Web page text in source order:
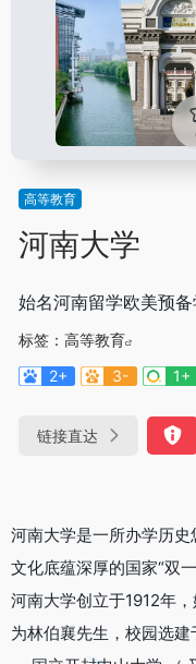
高等教育
河南大学
始名河南留学欧美预
标签： 高等教育
2+
3- 1+
链接直达
河南大学是一所办学历史
文化底蕴深厚的国家“双一
河南大学创立于1912年
为林伯襄先生，校园选